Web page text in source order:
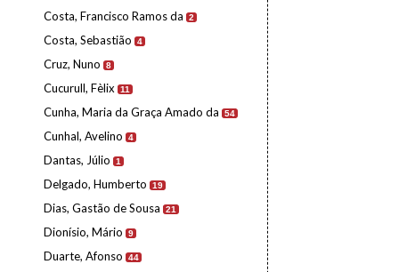
Costa, Francisco Ramos da 2
Costa, Sebastião 4
Cruz, Nuno 8
Cucurull, Fèlix 11
Cunha, Maria da Graça Amado da 54
Cunhal, Avelino 4
Dantas, Júlio 1
Delgado, Humberto 19
Dias, Gastão de Sousa 21
Dionísio, Mário 9
Duarte, Afonso 44